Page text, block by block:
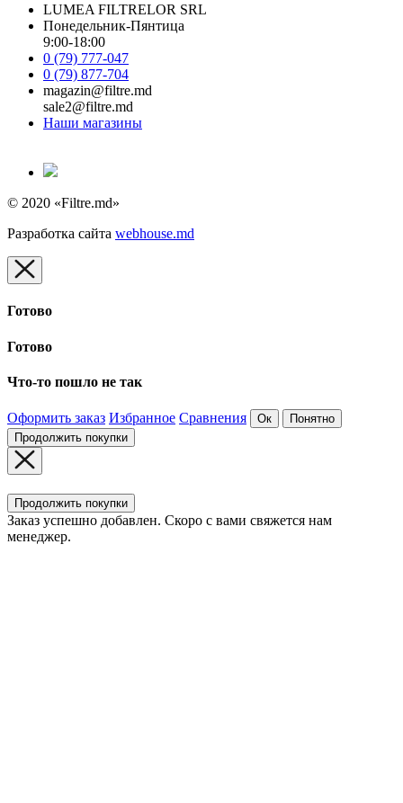
LUMEA FILTRELOR SRL
Понедельник-Пянтица
9:00-18:00
0 (79) 777-047
0 (79) 877-704
magazin@filtre.md
sale2@filtre.md
Наши магазины
© 2020 «Filtre.md»
Разработка сайта webhouse.md
Готово
Готово
Что-то пошло не так
Оформить заказ Избранное Сравнения Ок
Понятно
Продолжить покупки
Продолжить покупки
Заказ успешно добавлен. Скоро с вами свяжется нам
менеджер.